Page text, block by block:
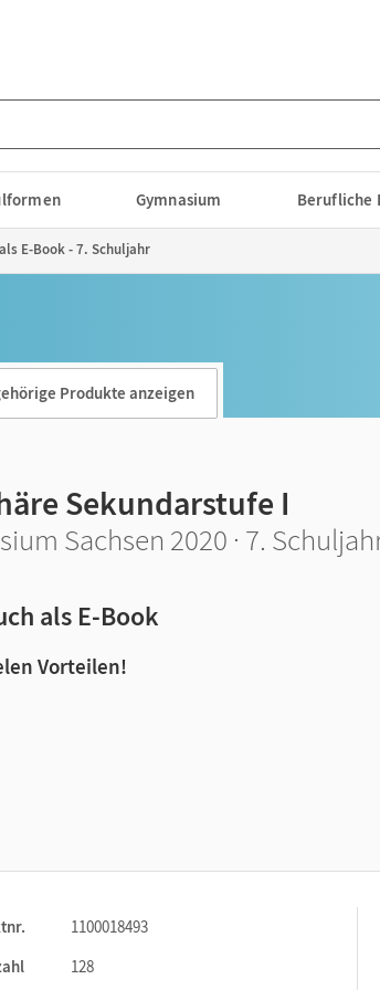
Gymnasium Berufliche
E-Book - 7. Schuljahr
Produkte anzeigen
Sekundarstufe I
Sachsen 2020 · 7.
als E-Book
Vorteilen!
1100018493
128